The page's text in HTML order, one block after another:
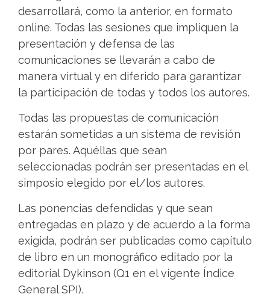
desarrollará, como la anterior, en formato
online. Todas las sesiones que impliquen la
presentación y defensa de las
comunicaciones se llevarán a cabo de
manera virtual y en diferido para garantizar
la participación de todas y todos los autores.
Todas las propuestas de comunicación
estarán sometidas a un sistema de revisión
por pares. Aquéllas que sean
seleccionadas podrán ser presentadas en el
simposio elegido por el/los autores.
Las ponencias defendidas y que sean
entregadas en plazo y de acuerdo a la forma
exigida, podrán ser publicadas como capítulo
de libro en un monográfico editado por la
editorial Dykinson (Q1 en el vigente Índice
General SPI).